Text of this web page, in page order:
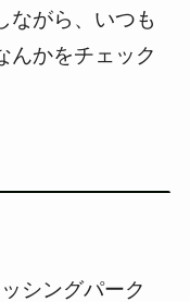
がら、いつも
んかをチェック
シングパーク